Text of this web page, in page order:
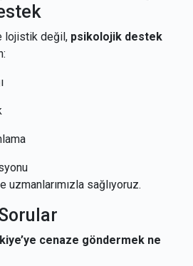
lojistik değil, psikolojik destek
sağlıyoruz.
cenaze göndermek ne